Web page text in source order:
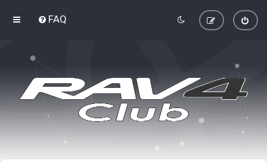
FAQ